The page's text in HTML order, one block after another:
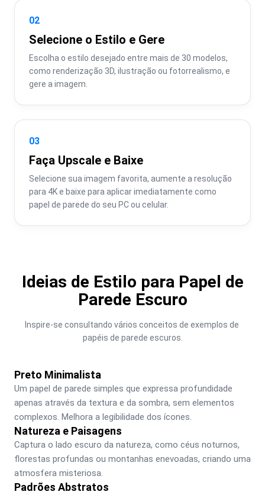
02
Selecione o Estilo e Gere
Escolha o estilo desejado entre mais de 30 modelos,
como renderização 3D, ilustração ou fotorrealismo, e
gere a imagem.
03
Faça Upscale e Baixe
Selecione sua imagem favorita, aumente a resolução
para 4K e baixe para aplicar imediatamente como
papel de parede do seu PC ou celular.
Ideias de Estilo para Papel de
Parede Escuro
Inspire-se consultando vários conceitos de exemplos de
papéis de parede escuros.
Preto Minimalista
Um papel de parede simples que expressa profundidade
apenas através da textura e da sombra, sem elementos
complexos. Melhora a legibilidade dos ícones.
Natureza e Paisagens
Captura o lado escuro da natureza, como céus noturnos,
florestas profundas ou montanhas enevoadas, criando uma
atmosfera misteriosa.
Padrões Abstratos